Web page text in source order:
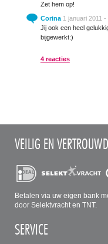
Zet hem op!
Corina 1 januari 2011 -
Jij ook een heel
bijgewerkt:)
4 reacties
VEILIG EN VERTROUWD
Betalen via uw eigen bank
door Selektvracht en TNT.
SERVICE